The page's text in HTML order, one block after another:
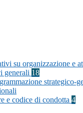
su organizzazione e
generali 18
strategico-
e codice di condotta 4